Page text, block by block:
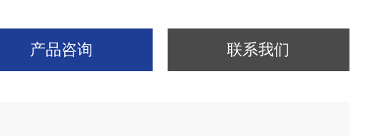
产品咨询 联系我们